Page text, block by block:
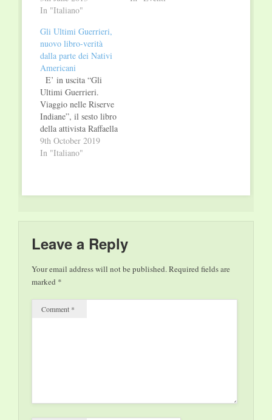
divoravo i fumetti di
il Far West e gli
Indiani." Raffaella
Milandri non
nasconde di aver
sentito sempre dentro
di sé un richiamo
verso le storie
legate…
In "Italiano"
Gli Ultimi Guerrieri,
nuovo libro-verità
dalla parte dei Nativi
Americani
E’ in uscita “Gli
Ultimi Guerrieri.
Viaggio nelle Riserve
Indiane”, il sesto libro
della attivista Raffaella
Milandri, che racconta
un viaggio-inchiesta
famosa battaglia del
Little Big Horn.
combattevano per la…
9th October 2019
In "Italiano"
Leave a Reply
Your email address will not be published.Required fields are
marked *
Comment *